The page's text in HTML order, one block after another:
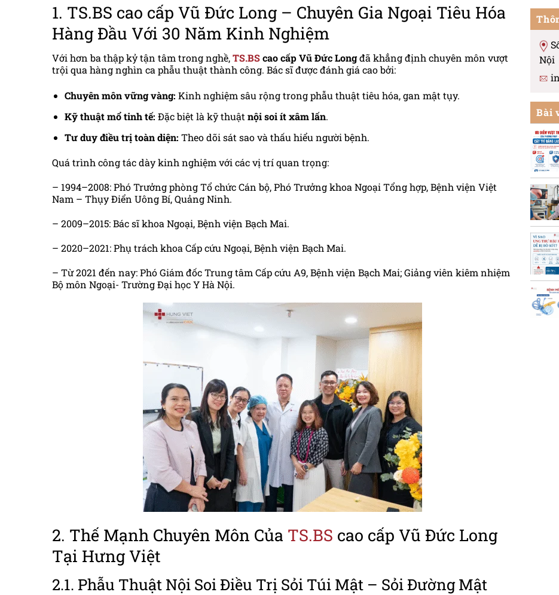
1. TS.BS cao cấp Vũ Đức Long – Chuyên Gia Ngoại Tiêu Hóa
Hàng Đầu Với 30 Năm Kinh Nghiệm
Với hơn ba thập kỷ tận tâm trong nghề,TS.BScao cấp Vũ Đức Longđã khẳng định chuyên môn vượt
trội qua hàng nghìn ca phẫu thuật thành công. Bác sĩ được đánh giá cao bởi:
Chuyên môn vững vàng: Kinh nghiệm sâu rộng trong phẫu thuật tiêu hóa, gan mật tụy.
Kỹ thuật mổ tinh tế: Đặc biệt là kỹ thuật nội soi ít xâm lấn.
Tư duy điều trị toàn diện: Theo dõi sát sao và thấu hiểu người bệnh.
Quá trình công tác dày kinh nghiệm với các vị trí quan trọng:
– 1994–2008: Phó Trưởng phòng Tổ chức Cán bộ, Phó Trưởng khoa Ngoại Tổng hợp, Bệnh viện Việt
Nam – Thụy Điển Uông Bí, Quảng Ninh.
– 2009–2015: Bác sĩ khoa Ngoại, Bệnh viện Bạch Mai.
– 2020–2021: Phụ trách khoa Cấp cứu Ngoại, Bệnh viện Bạch Mai.
– Từ 2021 đến nay: Phó Giám đốc Trung tâm Cấp cứu A9, Bệnh viện Bạch Mai;Giảng viên kiêm nhiệm
Bộ môn Ngoại- Trường Đại học Y Hà Nội.
2. Thế Mạnh Chuyên Môn Của TS.BS cao cấp Vũ Đức Long
Tại Hưng Việt
2.1. Phẫu Thuật Nội Soi Điều Trị Sỏi Túi Mật – Sỏi Đường Mật
Nội
Bài